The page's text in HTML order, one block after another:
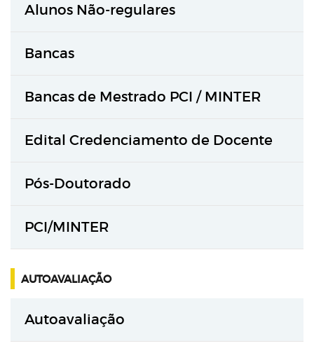
Alunos Não-regulares
Bancas
Bancas de Mestrado PCI / MINTER
Edital Credenciamento de Docente
Pós-Doutorado
PCI/MINTER
AUTOAVALIAÇÃO
Autoavaliação